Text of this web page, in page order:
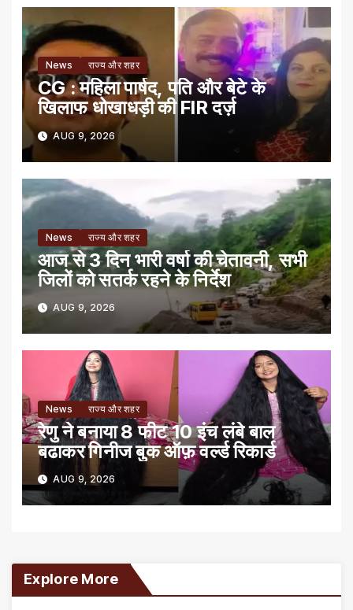
News राज्य और शहर
CG : महिला पार्षद, पति और बेटे के
खिलाफ धोखाधड़ी की FIR दर्ज़
AUG 9, 2026
News राज्य और शहर
आज से 3 दिन भारी वर्षा की चेतावनी, सभी
जिलों को सतर्क रहने के निर्देश
AUG 9, 2026
News राज्य और शहर
रेणु ने बनाया 8 फीट 10 इंच लंबे बाल
बढाकर गिनीज बुक ऑफ़ वर्ल्ड रिकार्ड
AUG 9, 2026
Explore More